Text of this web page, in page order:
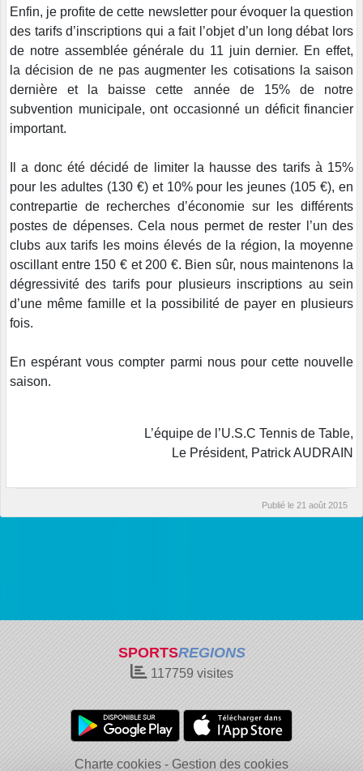
Enfin, je profite de cette newsletter pour évoquer la question
des tarifs d’inscriptions qui a fait l’objet d’un long débat lors
de notre assemblée générale du 11 juin dernier. En effet,
la décision de ne pas augmenter les cotisations la saison
dernière et la baisse cette année de 15% de notre
subvention municipale, ont occasionné un déficit financier
important.
Il a donc été décidé de limiter la hausse des tarifs à 15%
pour les adultes (130 €) et 10% pour les jeunes (105 €), en
contrepartie de recherches d’économie sur les différents
postes de dépenses. Cela nous permet de rester l’un des
clubs aux tarifs les moins élevés de la région, la moyenne
oscillant entre 150 € et 200 €. Bien sûr, nous maintenons la
dégressivité des tarifs pour plusieurs inscriptions au sein
d’une même famille et la possibilité de payer en plusieurs
fois.
En espérant vous compter parmi nous pour cette nouvelle
saison.
L’équipe de l’U.S.C Tennis de Table,
Le Président, Patrick AUDRAIN
Publié le 21 août 2015
SPORTSREGIONS
117759visites
Charte cookies Gestion des cookies